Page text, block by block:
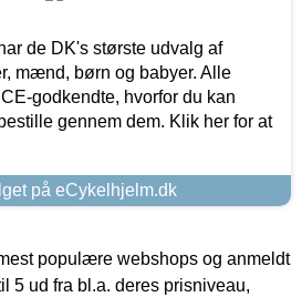
de DK's største udvalg af
mænd, børn og babyer. Alle
godkendte, hvorfor du kan
gennem dem. Klik her for at
på eCykelhjelm.dk
populære webshops og anmeldt
5 ud fra bl.a. deres prisniveau,